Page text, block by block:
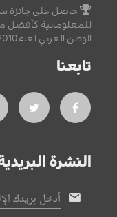
حاصل على جائزة
للمعلوماتية
الوطن العربي لعام2010,
تابعنا
النشرة
أدخل بريدك